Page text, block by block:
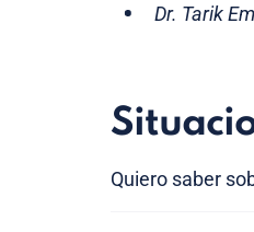
Dr. Tarik
Quiero saber